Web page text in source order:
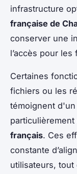
infrastructure
française de
conserver une
l’accès pour
Certaines
fichiers ou les
témoignent
particulièrement
français. Ces
constante
utilisateurs, tout